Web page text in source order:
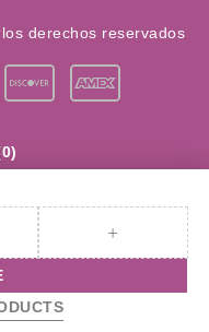
derechos reservados